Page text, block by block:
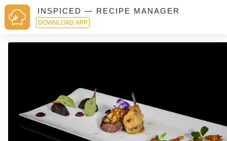
INSPICED — RECIPE MANAGER
DOWNLOAD APP